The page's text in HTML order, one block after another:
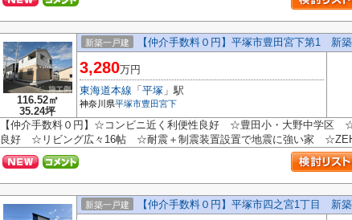
116.52㎡
35.24坪
新築一戸建 【仲介手数料０円】平塚市豊田宮下第1 新
3,280万円
東海道本線 「 平塚 」駅
神奈川県平塚市豊田宮下
【仲介手数料０円】☆コンビニ近く利便性良好 ☆豊田小・大野中学区
良好 ☆リビング広々16帖 ☆耐震＋制震装置設置で地震に強い家
新築一戸建 【仲介手数料０円】平塚市四之宮1丁目 新